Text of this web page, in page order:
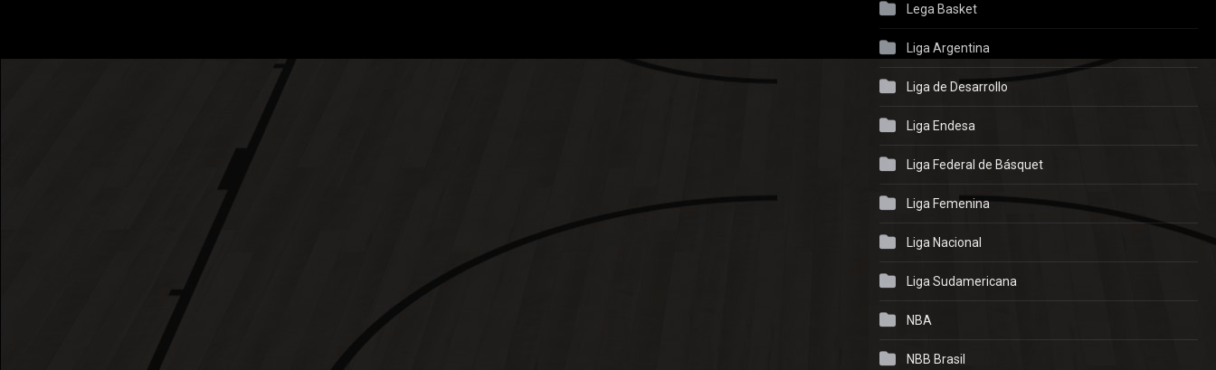
Lega Basket
Liga Argentina
Liga de Desarrollo
Liga Endesa
Liga Federal de Básquet
Liga Femenina
Liga Nacional
Liga Sudamericana
NBA
NBB Brasil